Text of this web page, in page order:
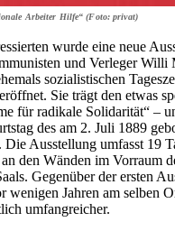
Arbeiter Hilfe“ (Foto: privat)
wurde eine neue
und Verleger Willi
sozialistischen
Sie trägt den etwas
für radikale Solidarität“ –
des am 2. Juli 1889
Ausstellung umfasst 19
den Wänden im Vorraum
Gegenüber der ersten
wenigen Jahren am selben
umfangreicher.